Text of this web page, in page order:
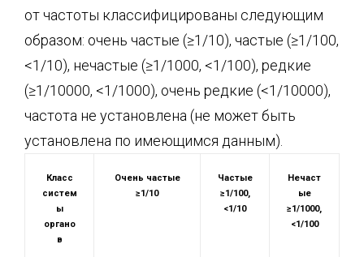
от частоты классифицированы следующим
образом: очень частые (≥1/10), частые (≥1/100,
<1/10), нечастые (≥1/1000, <1/100), редкие
(≥1/10000, <1/1000), очень редкие (<1/10000),
частота не установлена (не может быть
установлена по имеющимся данным).
Класс
систем
ы
органо
в
Очень частые
≥1/10
Частые
≥1/100,
<1/10
Нечаст
ые
≥1/1000,
<1/100